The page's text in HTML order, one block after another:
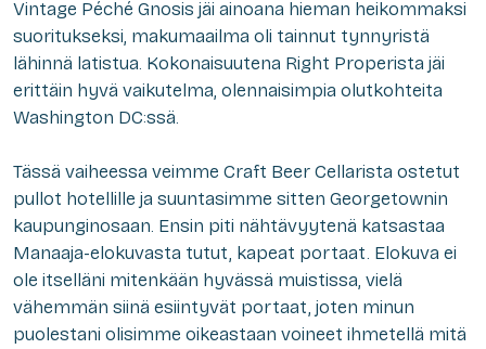
Vintage Péché Gnosis jäi ainoana hieman heikommaksi
suoritukseksi, makumaailma oli tainnut tynnyristä
lähinnä latistua. Kokonaisuutena Right Properista jäi
erittäin hyvä vaikutelma, olennaisimpia olutkohteita
Washington DC:ssä.
Tässä vaiheessa veimme Craft Beer Cellarista ostetut
pullot hotellille ja suuntasimme sitten Georgetownin
kaupunginosaan. Ensin piti nähtävyytenä katsastaa
Manaaja-elokuvasta tutut, kapeat portaat. Elokuva ei
ole itselläni mitenkään hyvässä muistissa, vielä
vähemmän siinä esiintyvät portaat, joten minun
puolestani olisimme oikeastaan voineet ihmetellä mitä